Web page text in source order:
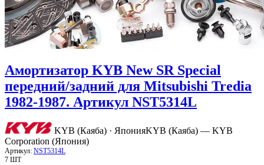
Амортизатор KYB New SR Special
передний/задний для Mitsubishi Tredia
1982-1987. Артикул NST5314L
KYB (Каяба) · ЯпонияKYB (Каяба) — KYB
Corporation (Япония)
Артикул: NST5314L
7 ШТ